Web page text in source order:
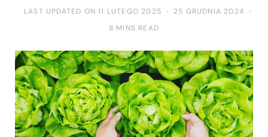
LAST UPDATED ON 11 LUTEGO 2025
25 GRUDNIA 2024
8 MINS READ